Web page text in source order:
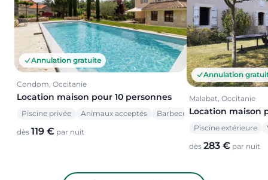
Annulation gratuite
Condom, Occitanie
Location maison pour 10 personnes
Piscine privée Animaux acceptés Barbecue
dès 119 € par nuit
Annulation
Malabat, Occitanie
Location maison
Piscine extérieure
dès 283 € par nuit